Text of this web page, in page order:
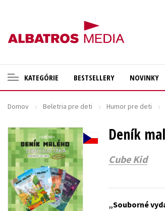
KATEGÓRIE
🛍️ Darčekové poukazy
✍️Knihy s podpisom
🎁 Limitované balíčky
🔥 Výhodné predpredaje
🏷️ Zlacnené knihy
⚔️ Zaklínač na CD História
BESTSELLERY NOVINKY
Domov Beletria pre deti Humor pre deti
Deník
Cube Kid
Souborné